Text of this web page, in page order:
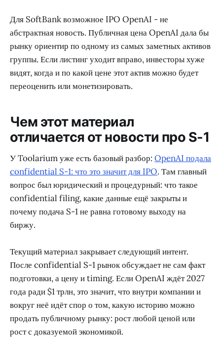
Для SoftBank возможное IPO OpenAI - не
абстрактная новость. Публичная цена OpenAI дала бы
рынку ориентир по одному из самых заметных активов
группы. Если листинг уходит вправо, инвесторы хуже
видят, когда и по какой цене этот актив можно будет
переоценить или монетизировать.
Чем этот материал
отличается от новости про S-1
У Toolarium уже есть базовый разбор: OpenAI подала
confidential S-1: что это значит для IPO. Там главный
вопрос был юридический и процедурный: что такое
confidential filing, какие данные ещё закрыты и
почему подача S-1 не равна готовому выходу на
биржу.
Текущий материал закрывает следующий интент.
После confidential S-1 рынок обсуждает не сам факт
подготовки, а цену и timing. Если OpenAI ждёт 2027
года ради $1 трлн, это значит, что внутри компании и
вокруг неё идёт спор о том, какую историю можно
продать публичному рынку: рост любой ценой или
рост с доказуемой экономикой.